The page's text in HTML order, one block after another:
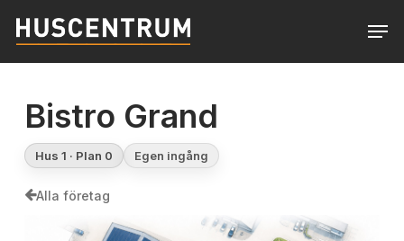
main
Bistro Grand
Hus 1 · Plan 0 Egen ingång
Alla företag